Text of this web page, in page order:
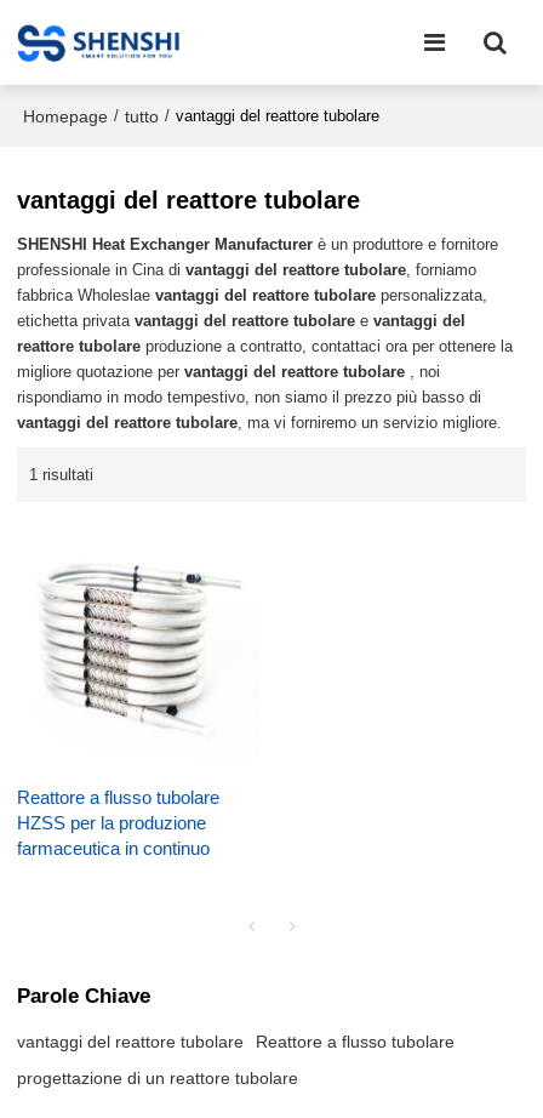
Homepage / tutto / vantaggi del reattore tubolare
vantaggi del reattore tubolare
SHENSHI Heat Exchanger Manufacturer​ è un produttore e fornitore
professionale in Cina divantaggi del reattore tubolare, forniamo
fabbrica Wholeslaevantaggi del reattore tubolare personalizzata,
etichetta privatavantaggi del reattore tubolare evantaggi del
reattore tubolare produzione a contratto, contattaci ora per ottenere la
migliore quotazione pervantaggi del reattore tubolare , noi
rispondiamo in modo tempestivo, non siamo il prezzo più basso di
vantaggi del reattore tubolare, ma vi forniremo un servizio migliore.
1 risultati
Reattore a flusso tubolare
HZSS per la produzione
farmaceutica in continuo
Parole Chiave
vantaggi del reattore tubolare
Reattore a flusso tubolare
progettazione di un reattore tubolare